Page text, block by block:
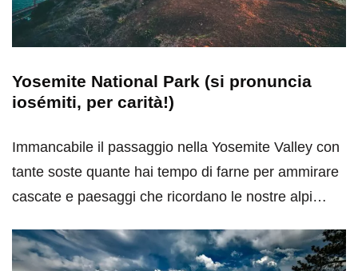
Yosemite National Park (si pronuncia
iosémiti, per carità!)
Immancabile il passaggio nella Yosemite Valley con
tante soste quante hai tempo di farne per ammirare
cascate e paesaggi che ricordano le nostre alpi…